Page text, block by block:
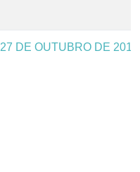
DE OUTUBRO DE 2015